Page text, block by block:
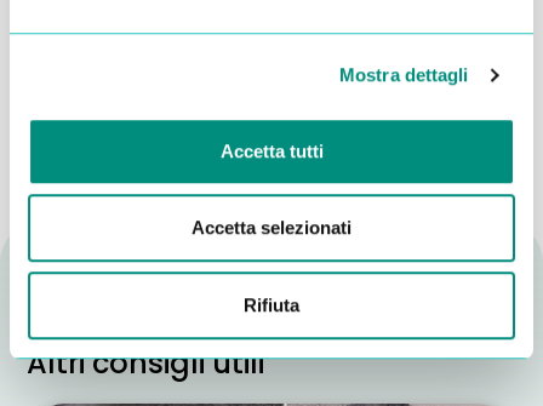
Mostra dettagli
Accetta tutti
Accetta selezionati
Rifiuta
Altri consigli utili